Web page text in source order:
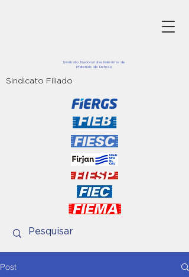
Sindicato Nacional das Indústrias de
Materiais de Defesa
Sindicato Filiado
Post